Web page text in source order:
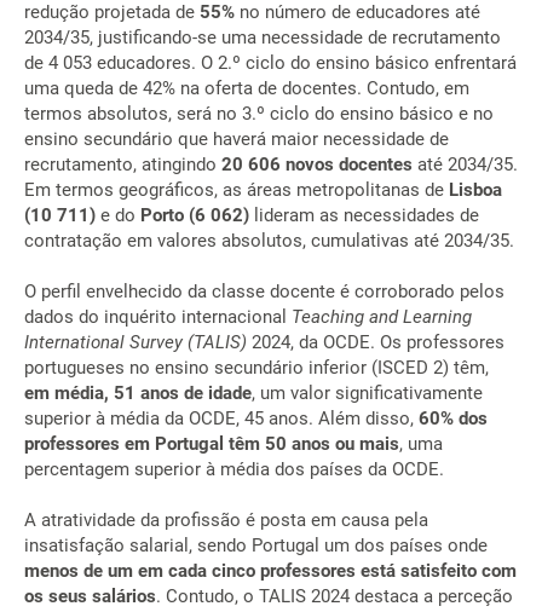
redução projetada de 55% no número de educadores até
2034/35, justificando-se uma necessidade de recrutamento
de 4 053 educadores. O 2.º ciclo do ensino básico enfrentará
uma queda de 42% na oferta de docentes. Contudo, em
termos absolutos, será no 3.º ciclo do ensino básico e no
ensino secundário que haverá maior necessidade de
recrutamento, atingindo 20 606 novos docentes até 2034/35.
Em termos geográficos, as áreas metropolitanas de Lisboa
(10 711) e do Porto (6 062) lideram as necessidades de
contratação em valores absolutos, cumulativas até 2034/35.
O perfil envelhecido da classe docente é corroborado pelos
dados do inquérito internacional Teaching and Learning
International Survey (TALIS) 2024, da OCDE. Os professores
portugueses no ensino secundário inferior (ISCED 2) têm,
em média, 51 anos de idade, um valor significativamente
superior à média da OCDE, 45 anos. Além disso, 60% dos
professores em Portugal têm 50 anos ou mais, uma
percentagem superior à média dos países da OCDE.
A atratividade da profissão é posta em causa pela
insatisfação salarial, sendo Portugal um dos países onde
menos de um em cada cinco professores está satisfeito com
os seus salários. Contudo, o TALIS 2024 destaca a perceção